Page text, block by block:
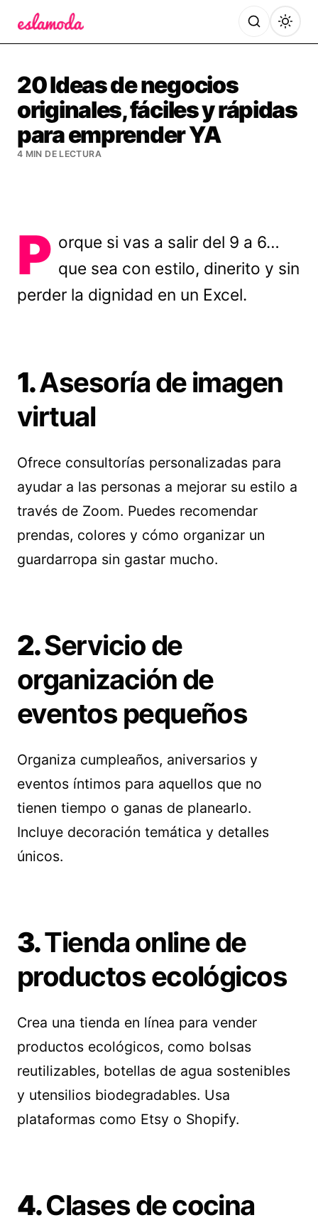
20 Ideas de negocios
originales, fáciles y rápidas
para emprender YA
4 MIN DE LECTURA
P orque si vas a salir del 9 a 6…
que sea con estilo, dinerito y sin
perder la dignidad en un Excel.
1.Asesoría de imagen
virtual
Ofrece consultorías personalizadas para
ayudar a las personas a mejorar su estilo a
través de Zoom. Puedes recomendar
prendas, colores y cómo organizar un
guardarropa sin gastar mucho.
2.Servicio de
organización de
eventos pequeños
Organiza cumpleaños, aniversarios y
eventos íntimos para aquellos que no
tienen tiempo o ganas de planearlo.
Incluye decoración temática y detalles
únicos.
3.Tienda online de
productos ecológicos
Crea una tienda en línea para vender
productos ecológicos, como bolsas
reutilizables, botellas de agua sostenibles
y utensilios biodegradables. Usa
plataformas como Etsy o Shopify.
4.Clases de cocina